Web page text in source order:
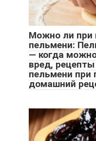
Можно ли при
пельмени:
— когда
вред,
пельмени при
домашний